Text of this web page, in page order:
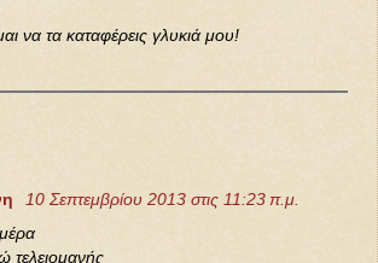
να τα καταφέρεις γλυκιά μου!
10 Σεπτεμβρίου 2013 στις 11:23 π.μ.
τελειομανής